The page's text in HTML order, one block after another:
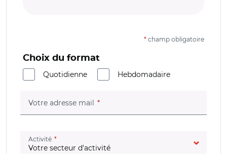
* champ obligatoire
Choix du format
Quotidienne
Hebdomadaire
Votre adresse mail (champ obligatoire)
Activité (champ obligatoire)